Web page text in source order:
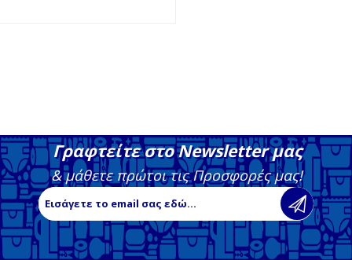
Γραφτείτε στο Newsletter μας
& μάθετε πρώτοι τις Προσφορές μας!